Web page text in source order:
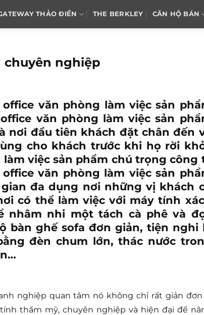
THẢO ĐIỀN THE BERKLEY CĂN HỘ BÁN
chuyên nghiệp
văn phòng làm việc sản
văn phòng làm việc sản
nơi đầu tiên khách đặt chân đến
cho khách trước khi họ rời
việc sản phẩm chú trọngcông
văn phòng làm việc sản
đa dụng nơi những vị khách
có thể làm việc với máy tính
nhi một tách cà phê và
bàn ghế sofa đơn giản, tiện nghi
đèn chum lớn, thác nước
nghiệp quan tâm nó không chỉ rất giản đơn
thẩm mỹ, chuyên nghiệp và hiện đại để